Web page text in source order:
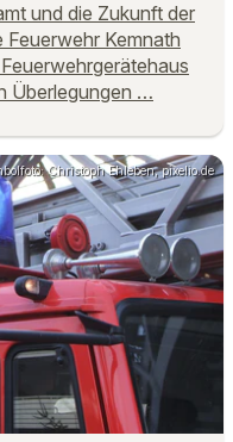
und die Zukunft der
Feuerwehr Kemnath
Überlegungen …
Christoph Ehleben, pixelio.de